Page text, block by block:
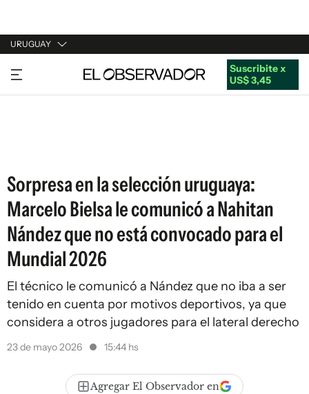
URUGUAY
URUGUAY
ARGENTINA
Suscribite x
US$ 3,45
Sorpresa en la selección uruguaya:
Marcelo Bielsa le comunicó a Nahitan
Nández que no está convocado para el
Mundial 2026
El técnico le comunicó a Nández que no iba a ser
tenido en cuenta por motivos deportivos, ya que
considera a otros jugadores para el lateral derecho
23 de mayo 2026 15:44 hs
Agregar El Observador en